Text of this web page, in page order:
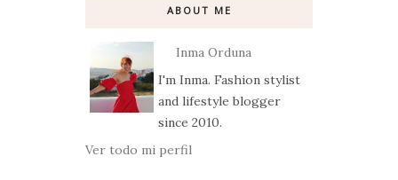
ABOUT ME
Inma Orduna
I'm Inma. Fashion stylist
and lifestyle blogger
since 2010.
Ver todo mi perfil